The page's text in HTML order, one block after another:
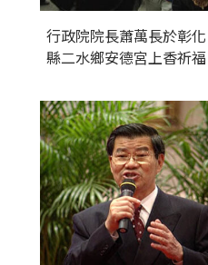
行政院院長蕭萬長於彰化
縣二水鄉安德宮上香祈福